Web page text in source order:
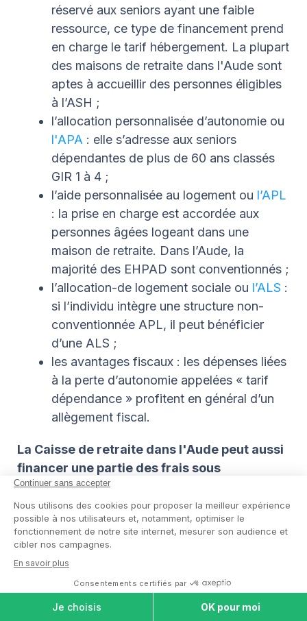
réservé aux seniors ayant une faible
ressource, ce type de financement prend
en charge le tarif hébergement. La plupart
des maisons de retraite dans l'Aude sont
aptes à accueillir des personnes éligibles
à l’ASH ;
l’allocation personnalisée d’autonomie ou
l'APA : elle s’adresse aux seniors
dépendantes de plus de 60 ans classés
GIR 1 à 4 ;
l’aide personnalisée au logement ou l’APL
: la prise en charge est accordée aux
personnes âgées logeant dans une
maison de retraite. Dans l’Aude, la
majorité des EHPAD sont conventionnés ;
l’allocation-de logement sociale ou l’ALS :
si l’individu intègre une structure non-
conventionnée APL, il peut bénéficier
d’une ALS ;
les avantages fiscaux : les dépenses liées
à la perte d’autonomie appelées « tarif
dépendance » profitent en général d’un
allègement fiscal.
La Caisse de retraite dans l'Aude peut aussi
financer une partie des frais sous
conditions. La CNSA alloue en général un
budget annuel dédié aux personnes âgées dont
le montant ne cesse d’augmenter.
Retraite. Nous sommes en mesure de vous
aider dans la réalisation des différentes